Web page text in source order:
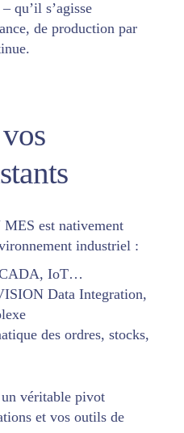
qu’il s’agisse
de production par
est nativement
industriel :
IoT…
Data Integration,
des ordres, stocks,
véritable pivot
et vos outils de